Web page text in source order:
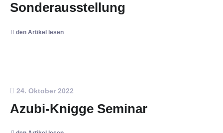
Sonderausstellung
den Artikel lesen
24. Oktober 2022
Azubi-Knigge Seminar